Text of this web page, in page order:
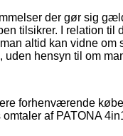
der gør sig
tilsikrer. I relation til
altid kan vidne om
hensyn til om
forhenværende
af PATONA